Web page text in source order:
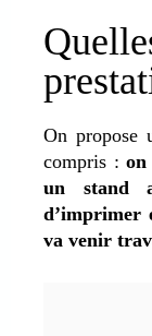
On propose
compris :on
un stand
d’imprimer
va venir